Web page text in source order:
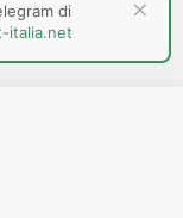
di
italia.net